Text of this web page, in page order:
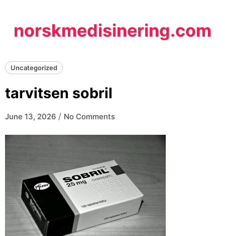
contentnorskmedisinering.com
Uncategorized
tarvitsen sobril
June 13, 2026 / No Comments